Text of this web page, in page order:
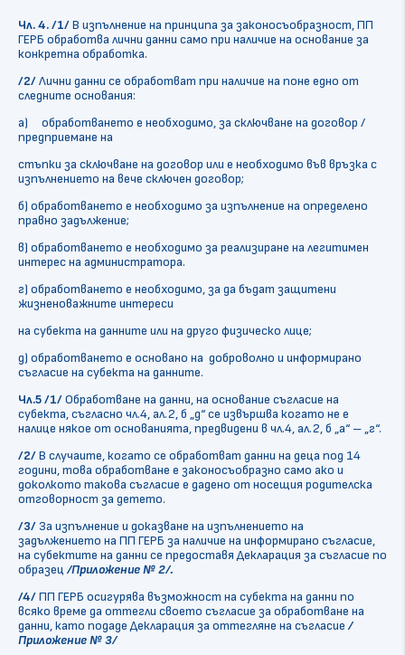
Чл. 4./1/В изпълнение на принципа за законосъобразност, ПП
ГЕРБ обработва лични данни само при наличие на основание за
конкретна обработка.
/2/Лични данни се обработват при наличие на поне едно от
следните основания:
a) обработването е необходимо, за сключване на договор /
предприемане на
стъпки за сключване на договор или е необходимо във връзка с
изпълнението на вече сключен договор;
б) обработването е необходимо за изпълнение на определено
правно задължение;
в) обработването е необходимо за реализиране на легитимен
интерес на администратора.
г) обработването е необходимо, за да бъдат защитени
жизненоважните интереси
на субекта на данните или на друго физическо лице;
д) обработването е основано на доброволно и информирано
съгласие на субекта на данните.
Чл.5 /1/Обработване на данни, на основание съгласие на
субекта, съгласно чл.4, ал.2, б „д“ се извършва когато не е
налице някое от основанията, предвидени в чл.4, ал.2, б „а“ – „г“.
/2/В случаите, когато се обработват данни на деца под 14
години, това обработване е законосъобразно само ако и
доколкото такова съгласие е дадено от носещия родителска
отговорност за детето.
/3/ За изпълнение и доказване на изпълнението на
задължението на ПП ГЕРБ за наличие на информирано съгласие,
на субектите на данни се предоставя Декларация за съгласие по
образец /Приложение № 2/.
/4/ПП ГЕРБ осигурява възможност на субекта на данни по
всяко време да оттегли своето съгласие за обработване на
данни, като подаде Декларация за оттегляне на съгласие /
Приложение № 3/